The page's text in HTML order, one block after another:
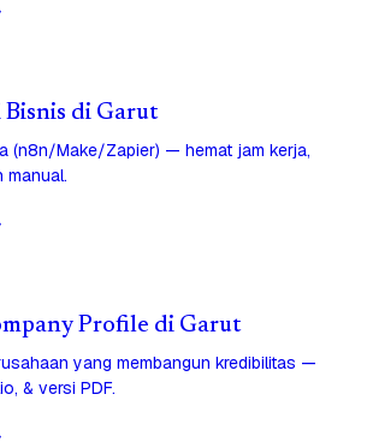
Bisnis di Garut
(n8n/Make/Zapier) — hemat jam kerja,
manual.
Profile di Garut
yang membangun kredibilitas —
& versi PDF.